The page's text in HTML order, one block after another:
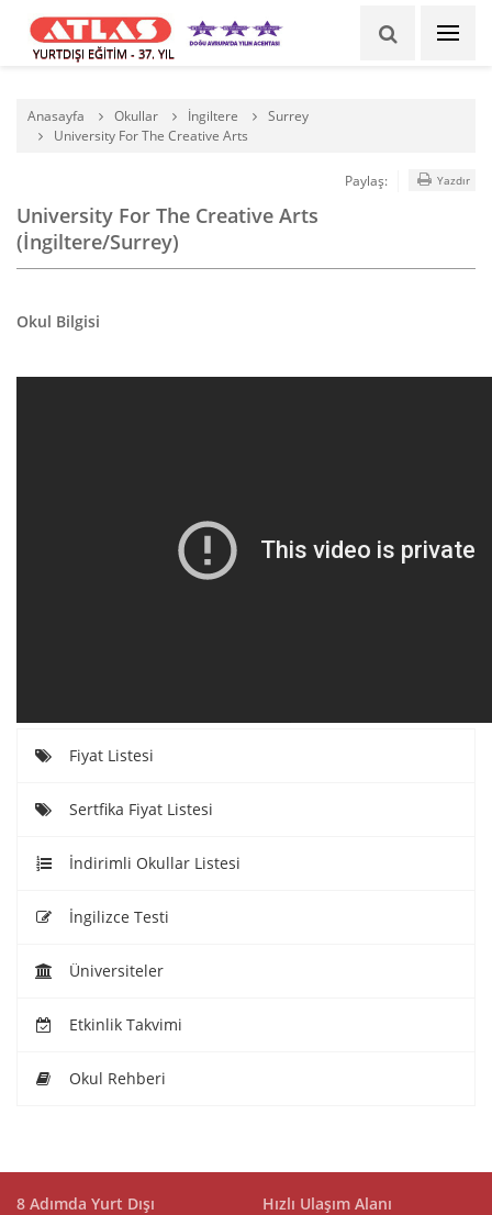
YURTDIŞI EĞİTİM - 37. YIL
Anasayfa Okullar İngiltere
Surrey
University For The Creative Arts
University For The Creative Arts
(İngiltere/Surrey)
Paylaş: Yazdır
Okul Bilgisi
Fiyat Listesi
Sertfika Fiyat Listesi
İndirimli Okullar Listesi
İngilizce Testi
Üniversiteler
Etkinlik Takvimi
Okul Rehberi
8 Adımda Yurt Dışı Hızlı Ulaşım Alanı